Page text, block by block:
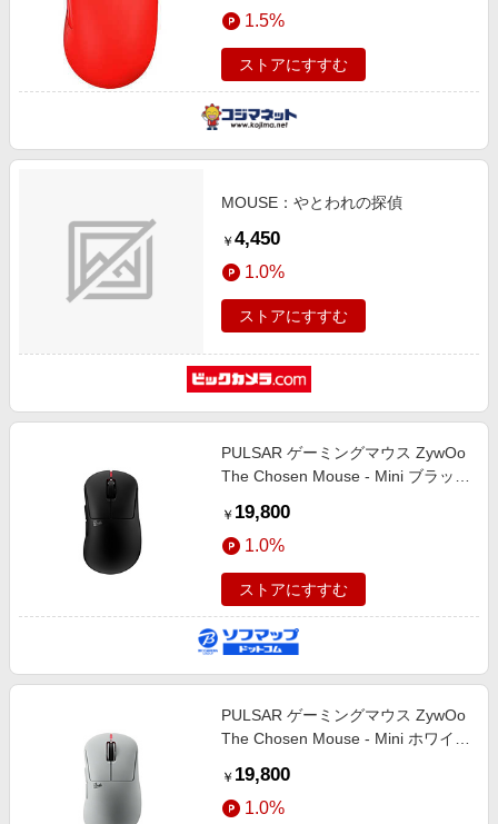
1.5%
ストアにすすむ
MOUSE：やとわれの探偵
￥ 4,450
1.0%
ストアにすすむ
PULSAR ゲーミングマウス ZywOo
The Chosen Mouse - Mini ブラック
イヤレス) /5ボタン /USB］
￥ 19,800
1.0%
ストアにすすむ
PULSAR ゲーミングマウス ZywOo
The Chosen Mouse - Mini ホワイト
イヤレス) /5ボタン /USB］
￥ 19,800
1.0%